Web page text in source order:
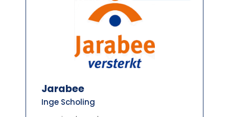
Jarabee
Inge Scholing